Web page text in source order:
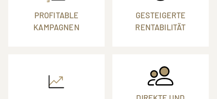
PROFITABLE
KAMPAGNEN
GESTEIGERTE
RENTABILITÄT